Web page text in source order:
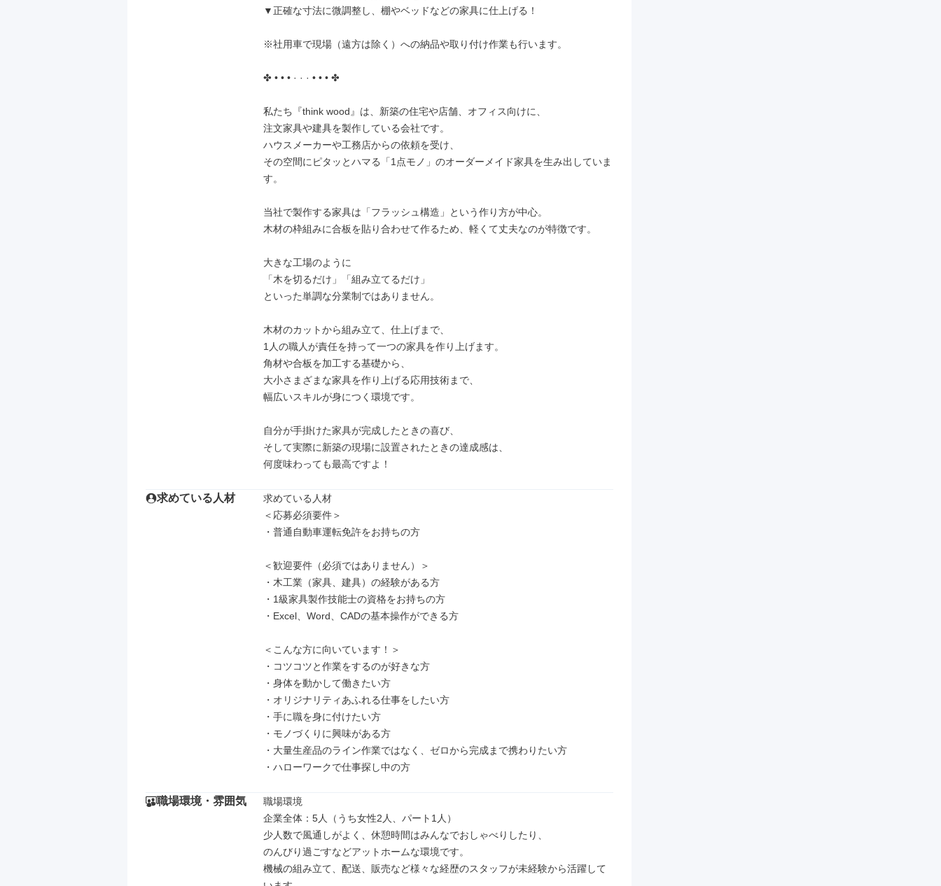
▼正確な寸法に微調整し、棚やベッドなどの家具に仕上げる！
※社用車で現場（遠方は除く）への納品や取り付け作業も行います。
✤ • • • · · · • • • ✤
私たち『think wood』は、新築の住宅や店舗、オフィス向けに、
注文家具や建具を製作している会社です。
ハウスメーカーや工務店からの依頼を受け、
その空間にピタッとハマる「1点モノ」のオーダーメイド家具を生み出していま
す。
当社で製作する家具は「フラッシュ構造」という作り方が中心。
木材の枠組みに合板を貼り合わせて作るため、軽くて丈夫なのが特徴です。
大きな工場のように
「木を切るだけ」「組み立てるだけ」
といった単調な分業制ではありません。
木材のカットから組み立て、仕上げまで、
1人の職人が責任を持って一つの家具を作り上げます。
角材や合板を加工する基礎から、
大小さまざまな家具を作り上げる応用技術まで、
幅広いスキルが身につく環境です。
自分が手掛けた家具が完成したときの喜び、
そして実際に新築の現場に設置されたときの達成感は、
何度味わっても最高ですよ！
求めている人材
求めている人材
＜応募必須要件＞
・普通自動車運転免許をお持ちの方
＜歓迎要件（必須ではありません）＞
・木工業（家具、建具）の経験がある方
・1級家具製作技能士の資格をお持ちの方
・Excel、Word、CADの基本操作ができる方
＜こんな方に向いています！＞
・コツコツと作業をするのが好きな方
・身体を動かして働きたい方
・オリジナリティあふれる仕事をしたい方
・手に職を身に付けたい方
・モノづくりに興味がある方
・大量生産品のライン作業ではなく、ゼロから完成まで携わりたい方
・ハローワークで仕事探し中の方
職場環境・雰囲気
職場環境
企業全体：5人（うち女性2人、パート1人）
少人数で風通しがよく、休憩時間はみんなでおしゃべりしたり、
のんびり過ごすなどアットホームな環境です。
機械の組み立て、配送、販売など様々な経歴のスタッフが未経験から活躍して